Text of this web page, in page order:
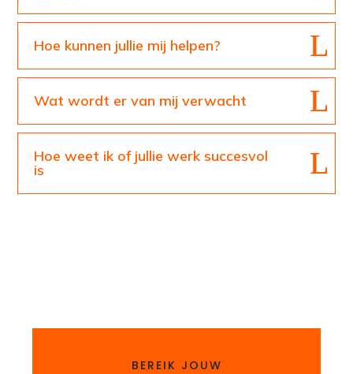
Hoe kunnen jullie mij helpen?
Wat wordt er van mij verwacht
Hoe weet ik of jullie werk succesvol
is
BEREIK JOUW